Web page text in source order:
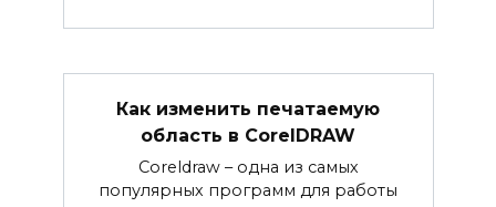
Как изменить печатаемую
область в CorelDRAW
Coreldraw – одна из самых
популярных программ для работы